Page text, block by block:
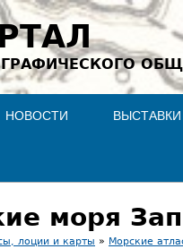
НОВОСТИ ВЫСТАВКИ
моря
лоции и карты » Морские